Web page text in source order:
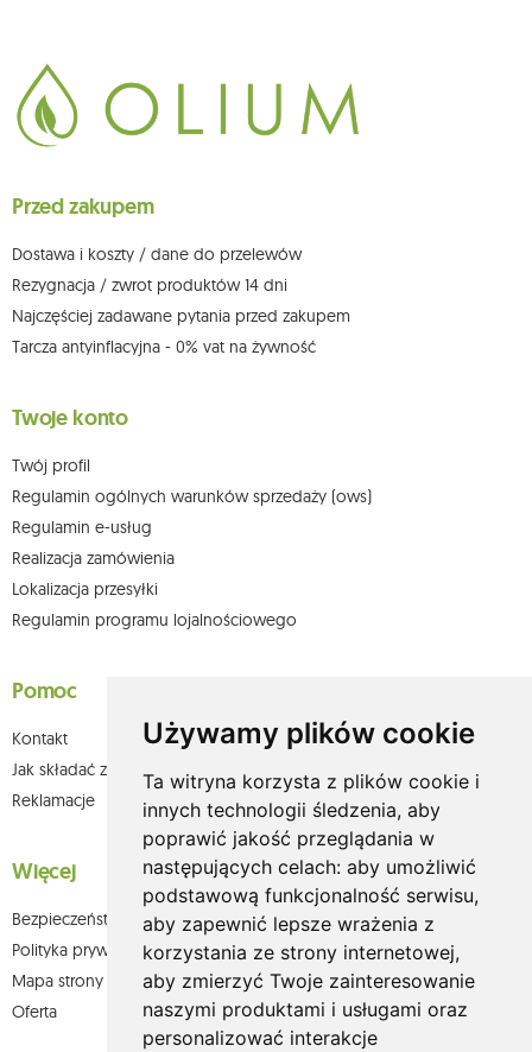
Używamy plików cookie
Ta witryna korzysta z plików cookie i
innych technologii śledzenia, aby
poprawić jakość przeglądania w
następujących celach: aby umożliwić
podstawową funkcjonalność serwisu,
aby zapewnić lepsze wrażenia z
korzystania ze strony internetowej,
aby zmierzyć Twoje zainteresowanie
naszymi produktami i usługami oraz
personalizować interakcje
Dane będą przetwarzane w celu wysyłki newslettera i przechowywane do
chwili rezygnacji z subskrypcji.
Przysługuje Ci prawo do żądania dostępu do swoich danych osobowych,
ich sprostowania, usunięcia, ograniczenia przetwarzania, wniesienia
sprzeciwu wobec przetwarzania swoich danych oraz prawo do
którego dokonano na podstawie zgody przed jej cofnięciem. W tym celu
możesz kontaktować się z działem obsługi klienta Mouton Interactive pod
Więcej informacji: www.mouton.pl/ODO
Przed zakupem
Dostawa i koszty / dane do przelewów
Rezygnacja / zwrot produktów 14 dni
Najczęściej zadawane pytania przed zakupem
Tarcza antyinflacyjna - 0% vat na żywność
Twoje konto
Twój profil
Regulamin ogólnych warunków sprzedaży (ows)
Regulamin e-usług
Realizacja zamówienia
Lokalizacja przesyłki
Regulamin programu lojalnościowego
Pomoc
Kontakt
Jak składać zamówienia w sklepie olium.pl?
Reklamacje
Więcej
Bezpieczeństwo płatności
Polityka prywatności
Mapa strony
Oferta